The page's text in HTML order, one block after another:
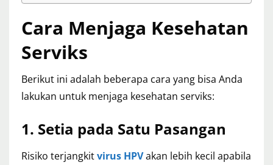
Cara Menjaga Kesehatan
Serviks
Berikut ini adalah beberapa cara yang bisa Anda
lakukan untuk menjaga kesehatan serviks:
1. Setia pada Satu Pasangan
Risiko terjangkitvirus HPVakan lebih kecil apabila